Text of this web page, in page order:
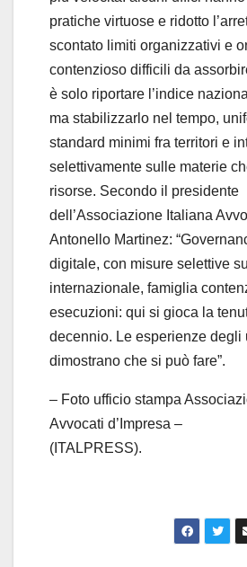
pratiche virtuose e ridotto
scontato limiti organizzativi e
contenzioso difficili da
è solo riportare l’indice
ma stabilizzarlo nel tempo,
standard minimi fra territori e
selettivamente sulle materie
risorse. Secondo il presidente
dell’Associazione Italiana
Antonello Martinez:
digitale, con misure selettive
internazionale, famiglia
esecuzioni: qui si gioca la
decennio. Le esperienze degli
dimostrano che si può fare”.
– Foto ufficio stampa
Avvocati d’Impresa –
(ITALPRESS).